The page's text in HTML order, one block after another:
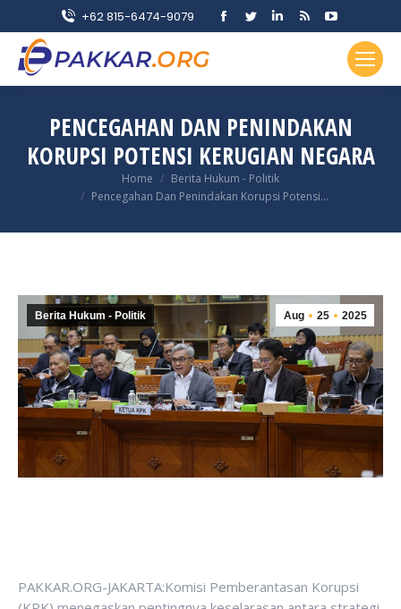
+62 815-6474-9079
Facebook
in
window
Twitter
in
window
Linkedin
in
window
Rss
opens
in
window
YouTube
page
opens
in
window
PENCEGAHAN DAN PENINDAKAN
KORUPSI POTENSI KERUGIAN NEGARA
Home
Berita Hukum - Politik
Pencegahan Dan Penindakan Korupsi Potensi…
Aug 25 2025
Berita Hukum - Politik
PAKKAR.ORG-JAKARTA:Komisi Pemberantasan Korupsi